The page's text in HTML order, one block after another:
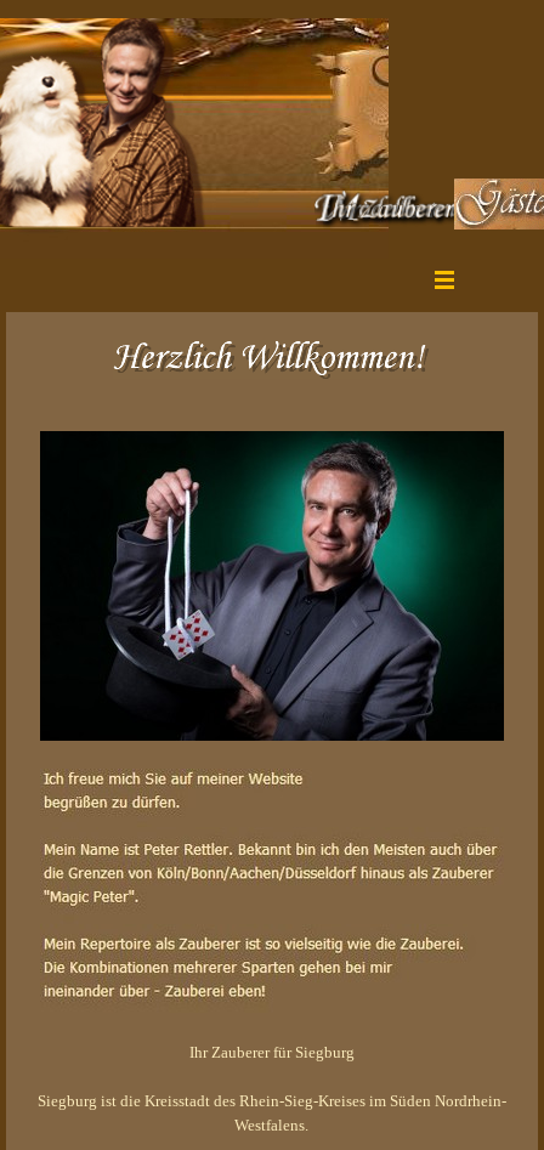
Ihr Zauberer für Siegburg
Siegburg ist die Kreisstadt des Rhein-Sieg-Kreises im Süden Nordrhein-
Westfalens.